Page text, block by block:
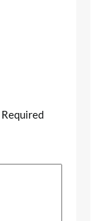
Required